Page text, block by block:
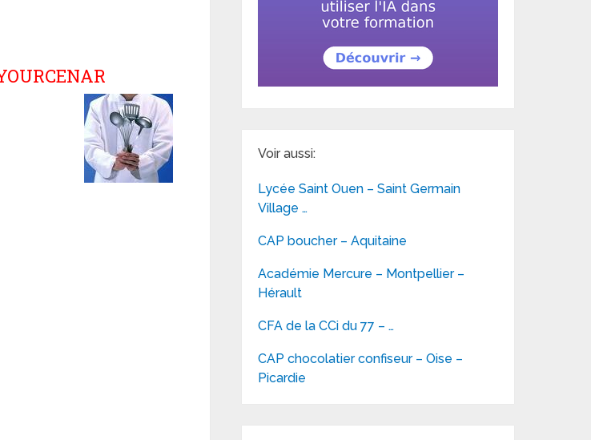
Voir aussi:
Lycée Saint Ouen – Saint Germain
Village …
CAP boucher – Aquitaine
Académie Mercure – Montpellier –
Hérault
CFA de la CCi du 77 – …
CAP chocolatier confiseur – Oise –
Picardie